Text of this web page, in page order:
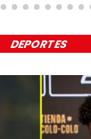
DEPORTES